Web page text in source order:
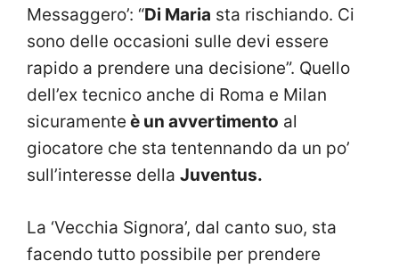
Messaggero’: “Di Maria sta rischiando. Ci
sono delle occasioni sulle devi essere
rapido a prendere una decisione”. Quello
dell’ex tecnico anche di Roma e Milan
sicuramente è un avvertimento al
giocatore che sta tentennando da un po’
sull’interesse della Juventus.
La ‘Vecchia Signora’, dal canto suo, sta
facendo tutto possibile per prendere